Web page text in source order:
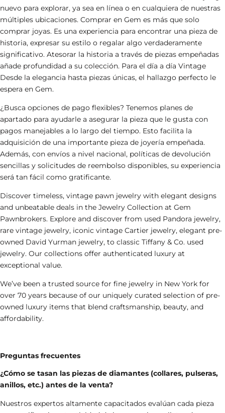
nuevo para explorar, ya sea en línea o en cualquiera de nuestras
múltiples ubicaciones. Comprar en Gem es más que solo
comprar joyas. Es una experiencia para encontrar una pieza de
historia, expresar su estilo o regalar algo verdaderamente
significativo. Atesorar la historia a través de piezas empeñadas
añade profundidad a su colección. Para el día a día Vintage
Desde la elegancia hasta piezas únicas, el hallazgo perfecto le
espera en Gem.
¿Busca opciones de pago flexibles? Tenemos planes de
apartado para ayudarle a asegurar la pieza que le gusta con
pagos manejables a lo largo del tiempo. Esto facilita la
adquisición de una importante pieza de joyería empeñada.
Además, con envíos a nivel nacional, políticas de devolución
sencillas y solicitudes de reembolso disponibles, su experiencia
será tan fácil como gratificante.
Discover timeless, vintage pawn jewelry with elegant designs
and unbeatable deals in the Jewelry Collection at Gem
Pawnbrokers. Explore and discover from used Pandora jewelry,
rare vintage jewelry, iconic vintage Cartier jewelry, elegant pre-
owned David Yurman jewelry, to classic Tiffany & Co. used
jewelry. Our collections offer authenticated luxury at
exceptional value.
We’ve been a trusted source for fine jewelry in New York for
over 70 years because of our uniquely curated selection of pre-
owned luxury items that blend craftsmanship, beauty, and
affordability.
Preguntas frecuentes
¿Cómo se tasan las piezas de diamantes (collares, pulseras,
anillos, etc.) antes de la venta?
Nuestros expertos altamente capacitados evalúan cada pieza